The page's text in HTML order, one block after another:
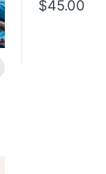
$45.00